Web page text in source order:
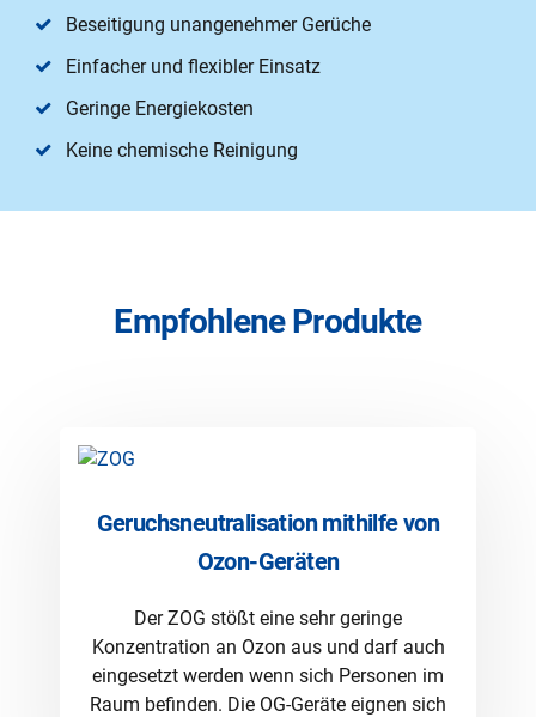
Beseitigung unangenehmer Gerüche
Einfacher und flexibler Einsatz
Geringe Energiekosten
Keine chemische Reinigung
Empfohlene Produkte
Geruchsneutralisation mithilfe von
Ozon-Geräten
Der ZOG stößt eine sehr geringe
Konzentration an Ozon aus und darf auch
eingesetzt werden wenn sich Personen im
Raum befinden. Die OG-Geräte eignen sich